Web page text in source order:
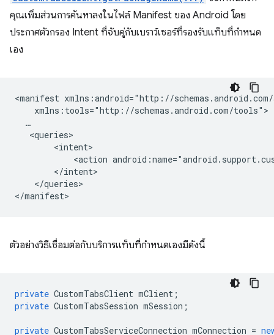
คุณเพิ่มส่วนการค้นหาลงในไฟล์ Manifest ของ Android โดย
ประกาศตัวกรอง Intent ที่จับคู่กับเบราว์เซอร์ที่รองรับแท็บที่กำหนด
เอง
<manifest
<action
</queries>
ตัวอย่างวิธีเชื่อมต่อกับบริการแท็บที่กำหนดเองมีดังนี้
private CustomTabsClient mClient ;
private CustomTabsSession mSession ;
private CustomTabsServiceConnection mConnection =